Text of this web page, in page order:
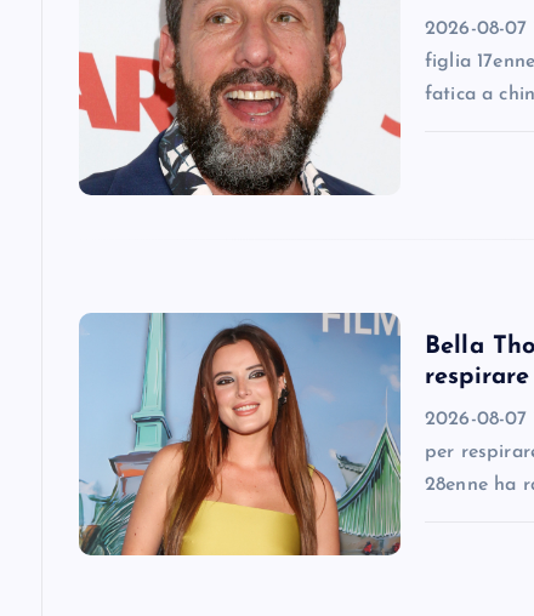
2026-08-07
figlia
fatica a
Bella
respirare
2026-08-07
per
28enne ha